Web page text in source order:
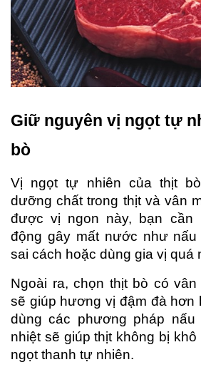
Giữ nguyên vị ngọt tự
bò
Vị ngọt tự nhiên của thịt
dưỡng chất trong thịt và vân
được vị ngon này, bạn cần
động gây mất nước như nấu
sai cách hoặc dùng gia vị quá
Ngoài ra, chọn thịt bò có
sẽ giúp hương vị đậm đà hơn
dùng các phương pháp nấu
nhiệt sẽ giúp thịt không bị
ngọt thanh tự nhiên.